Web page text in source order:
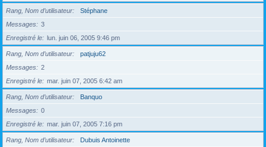
Rang, Nom d’utilisateur
Stéphane
Messages
3
Enregistré le
lun. juin 06, 2005 9:46 pm
Rang, Nom d’utilisateur
patjuju62
Messages
2
Enregistré le
mar. juin 07, 2005 6:42 am
Rang, Nom d’utilisateur
Banquo
Messages
0
Enregistré le
mar. juin 07, 2005 7:16 pm
Rang, Nom d’utilisateur
Dubuis Antoinette